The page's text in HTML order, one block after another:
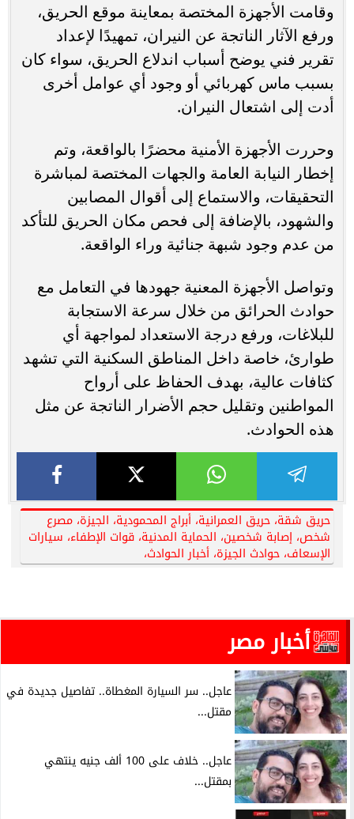
وقامت الأجهزة المختصة بمعاينة موقع الحريق،
ورفع الآثار الناتجة عن النيران، تمهيدًا لإعداد
تقرير فني يوضح أسباب اندلاع الحريق، سواء كان
بسبب ماس كهربائي أو وجود أي عوامل أخرى
أدت إلى اشتعال النيران.
وحررت الأجهزة الأمنية محضرًا بالواقعة، وتم
إخطار النيابة العامة والجهات المختصة لمباشرة
التحقيقات، والاستماع إلى أقوال المصابين
والشهود، بالإضافة إلى فحص مكان الحريق للتأكد
من عدم وجود شبهة جنائية وراء الواقعة.
وتواصل الأجهزة المعنية جهودها في التعامل مع
حوادث الحرائق من خلال سرعة الاستجابة
للبلاغات، ورفع درجة الاستعداد لمواجهة أي
طوارئ، خاصة داخل المناطق السكنية التي تشهد
كثافات عالية، بهدف الحفاظ على أرواح
المواطنين وتقليل حجم الأضرار الناتجة عن مثل
هذه الحوادث.
حريق شقة، حريق العمرانية، أبراج المحمودية، الجيزة، مصرع
شخص، إصابة شخصين، الحماية المدنية، قوات الإطفاء، سيارات
الإسعاف، حوادث الجيزة، أخبار الحوادث،
أخبار مصر
عاجل.. سر السيارة المغطاة.. تفاصيل جديدة في
مقتل...
عاجل.. خلاف على 100 ألف جنيه ينتهي
بمقتل...